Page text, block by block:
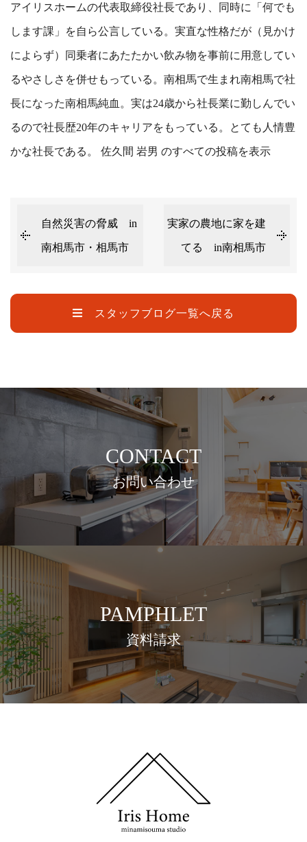
アイリスホームの代表取締役社長であり、同時に「何でも
します課」を自ら公言している。実直な性格だが（見かけ
によらず）同乗者にあたたかい飲み物を事前に用意してい
るやさしさを併せもっている。南相馬で生まれ南相馬で社
長になった南相馬純血。実は24歳から社長業に勤しんでい
るので社長歴20年のキャリアをもっている。とても人情豊
かな社長である。 佐久間 岩男 のすべての投稿を表示
自然災害の脅威 in
南相馬市・相馬市
実家の農地に家を建
てる in南相馬市
スタッフブログ一覧へ戻る
CONTACT
お問い合わせ
PAMPHLET
資料請求